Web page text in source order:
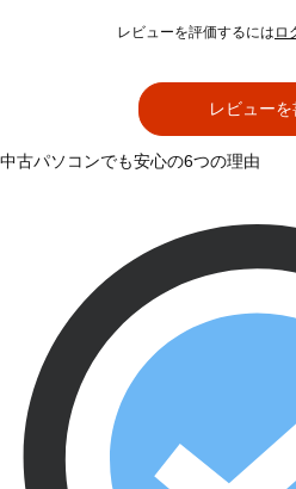
レビューを評価するには ロ
レビューを
中古パソコンでも安心の6つの理由